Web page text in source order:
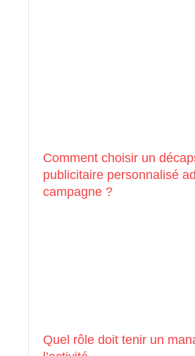
Comment choisir un
publicitaire personnalisé
campagne ?
Quel rôle doit tenir un